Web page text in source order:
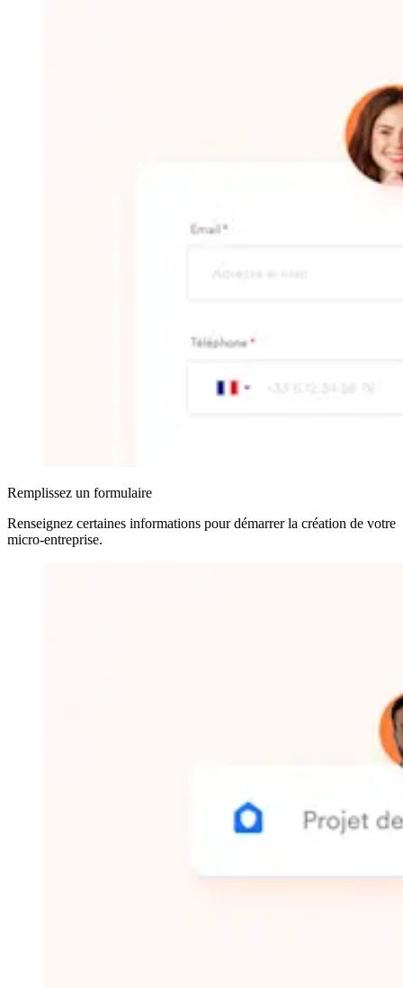
Remplissez un formulaire
Renseignez certaines informations pour démarrer la création de votre
micro-entreprise.